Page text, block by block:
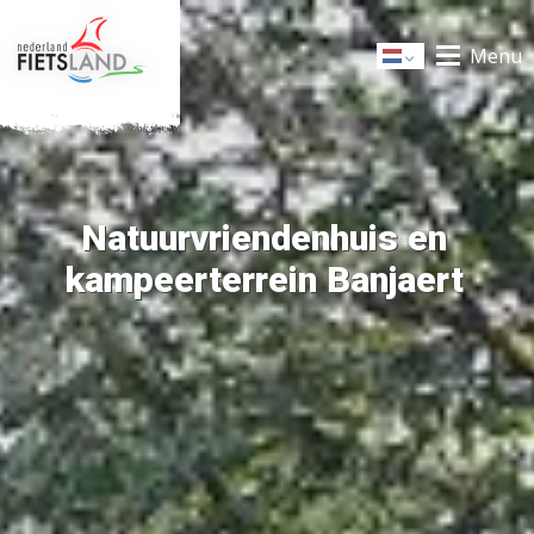
Dutch Menu
Natuurvriendenhuis en
kampeerterrein Banjaert